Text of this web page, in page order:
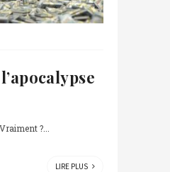
?...
LIRE PLUS